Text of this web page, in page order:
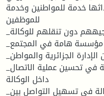
خدمة للمواطنين وخدمة
للموظفين
_استقبال شكاوي المواطنين وتوجيههم دون تنقلهم للوكالة
_تحسين صورتها باعتبارها مؤسسة هامة في المجتمع
_إعادة الثقة الغائبة بين الإدارة الجزائرية والمواطن
_أسهمت تكنولوجيا الاتصال الحديثة في تحسين عملية الاتصال
داخل الوكالة
_ساهم الاتصال الرقمي داخل الوكالة في تسهيل التواصل بين